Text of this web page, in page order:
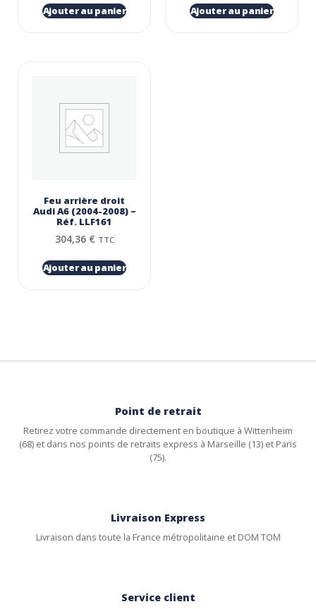
Ajouter au panier Ajouter au panier
Feu arrière droit
Audi A6 (2004-2008) –
Réf. LLF161
304,36 € TTC
Ajouter au panier
Point de retrait
Retirez votre commande directement en boutique à Wittenheim
(68) et dans nos points de retraits express à Marseille (13) et Paris
(75).
Livraison Express
Livraison dans toute la France métropolitaine et DOM TOM
Service client